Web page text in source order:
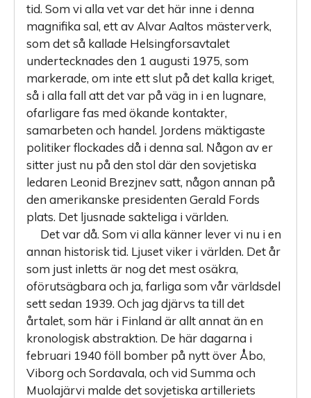
tid. Som vi alla vet var det här inne i denna
magnifika sal, ett av Alvar Aaltos mästerverk,
som det så kallade Helsingforsavtalet
undertecknades den 1 augusti 1975, som
markerade, om inte ett slut på det kalla kriget,
så i alla fall att det var på väg in i en lugnare,
ofarligare fas med ökande kontakter,
samarbeten och handel. Jordens mäktigaste
politiker flockades då i denna sal. Någon av er
sitter just nu på den stol där den sovjetiska
ledaren Leonid Brezjnev satt, någon annan på
den amerikanske presidenten Gerald Fords
plats. Det ljusnade sakteliga i världen.
Det var då. Som vi alla känner lever vi nu i en
annan historisk tid. Ljuset viker i världen. Det år
som just inletts är nog det mest osäkra,
oförutsägbara och ja, farliga som vår världsdel
sett sedan 1939. Och jag djärvs ta till det
årtalet, som här i Finland är allt annat än en
krono­logisk abstraktion. De här dagarna i
februari 1940 föll bomber på nytt över Åbo,
Viborg och Sordavala, och vid Summa och
Muolajärvi malde det sovjetiska artilleriets